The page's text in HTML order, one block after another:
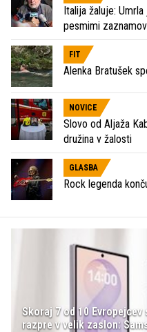
Italija žaluje:
pesmimi
FIT
Alenka Bratušek
NOVICE
Slovo od Aljaža
družina v žalosti
GLASBA
Rock legenda
Skoraj 7 od 10
razpre v velik zaslon: